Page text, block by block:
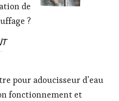
de
?
pour adoucisseur d’eau
fonctionnement et